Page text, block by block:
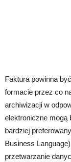
Faktura powinna
formacie przez co
archiwizacji w
elektroniczne mogą
bardziej
Business
przetwarzanie